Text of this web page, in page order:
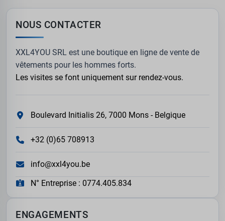
NOUS CONTACTER
XXL4YOU SRL est une boutique en ligne de vente de
vêtements pour les hommes forts.
Les visites se font uniquement sur rendez-vous.
Boulevard Initialis 26, 7000 Mons - Belgique
+32 (0)65 708913
info@xxl4you.be
N° Entreprise : 0774.405.834
ENGAGEMENTS